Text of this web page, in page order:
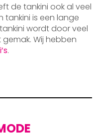
de tankini ook al veel
tankini is een lange
wordt door veel
Wij hebben
.